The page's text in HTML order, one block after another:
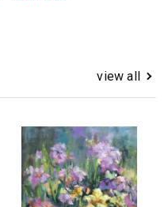
view all